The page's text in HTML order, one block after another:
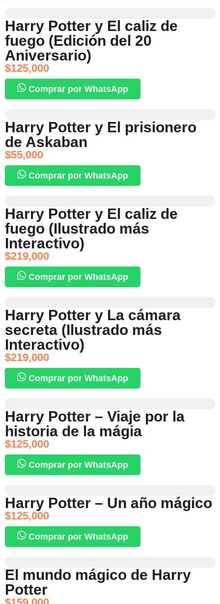
Harry Potter y El caliz de
fuego (Edición del 20
Aniversario)
$125,000
Comprar por WhatsApp
Harry Potter y El prisionero
de Askaban
$55,000
Comprar por WhatsApp
Harry Potter y El caliz de
fuego (Ilustrado más
Interactivo)
$219,000
Comprar por WhatsApp
Harry Potter y La cámara
secreta (Ilustrado más
Interactivo)
$219,000
Comprar por WhatsApp
Harry Potter – Viaje por la
historia de la mágia
$125,000
Comprar por WhatsApp
Harry Potter – Un año mágico
$125,000
Comprar por WhatsApp
El mundo mágico de Harry
Potter